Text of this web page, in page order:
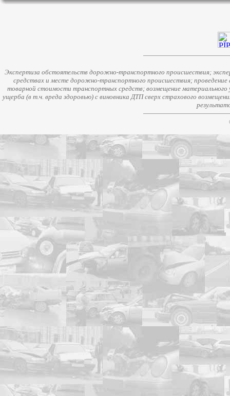
Экспертиза обстоятельств дорожно-транспортного происшествия;
средствах и месте дорожно-транспортного происшествия;
товарной стоимости транспортных средств; возмещение
ущерба (в т.ч. вреда здоровью) с виновника ДТП сверх страхового